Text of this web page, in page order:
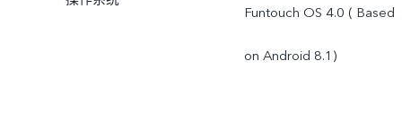
Funtouch OS 4.0 ( Based
on Android 8.1)